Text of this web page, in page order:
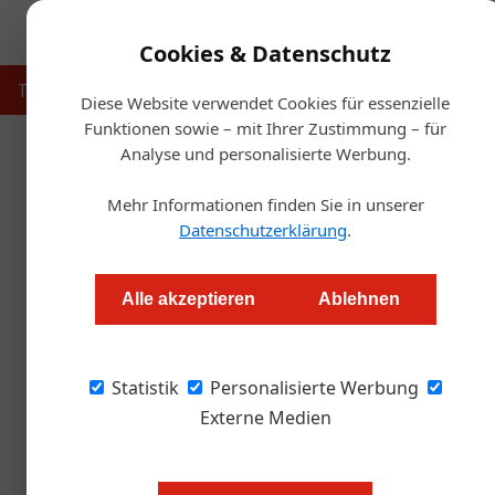
Cookies & Datenschutz
Diese Website verwendet Cookies für essenzielle
Funktionen sowie – mit Ihrer Zustimmung – für
Analyse und personalisierte Werbung.
Mehr Informationen finden Sie in unserer
Datenschutzerklärung.
Alle akzeptieren Ablehnen
Statistik
Personalisierte Werbung
Externe Medien
Touristik